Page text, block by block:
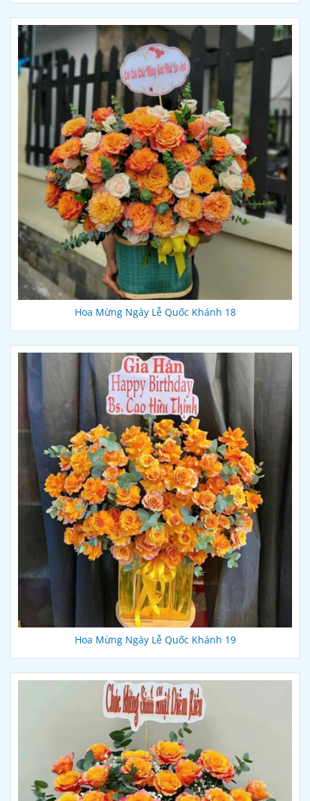
Hoa Mừng Ngày Lễ Quốc Khánh 18
Hoa Mừng Ngày Lễ Quốc Khánh 19